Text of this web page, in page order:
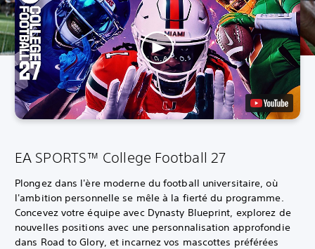
EA SPORTS™ College Football 27
Plongez dans l'ère moderne du football universitaire, où
l'ambition personnelle se mêle à la fierté du programme.
Concevez votre équipe avec Dynasty Blueprint, explorez de
nouvelles positions avec une personnalisation approfondie
dans Road to Glory, et incarnez vos mascottes préférées